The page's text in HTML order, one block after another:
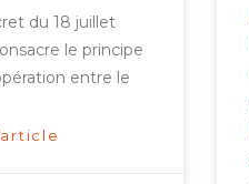
du 18 juillet
le principe
entre le